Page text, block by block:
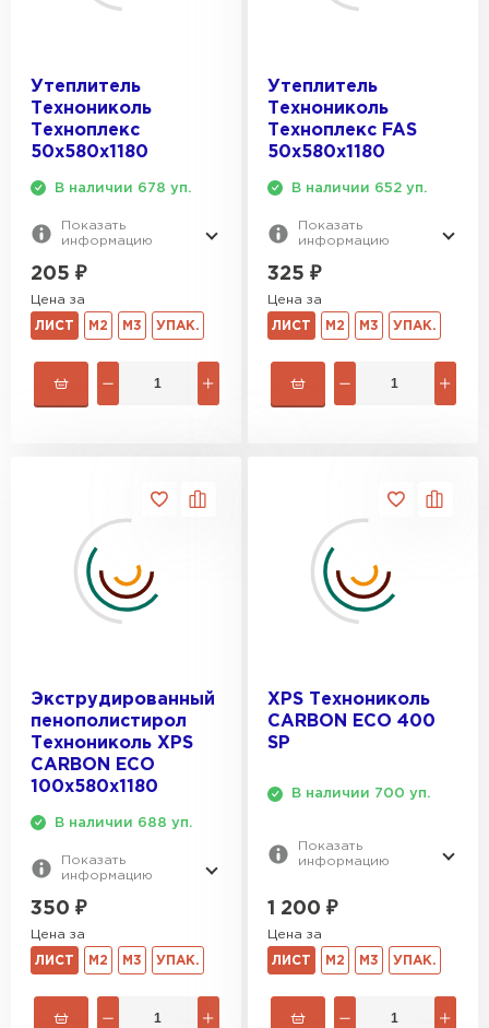
Утеплитель
Технониколь
Техноплекс
50х580х1180
В наличии 678 уп.
Показать
информацию
205 ₽
Цена за
ЛИСТ М2 М3 УПАК.
Утеплитель
Технониколь
Техноплекс FAS
50х580х1180
В наличии 652 уп.
Показать
информацию
325 ₽
Цена за
ЛИСТ М2 М3 УПАК.
Экструдированный
пенополистирол
Технониколь XPS
CARBON ECO
100х580х1180
В наличии 688 уп.
Показать
информацию
350 ₽
Цена за
ЛИСТ М2 М3 УПАК.
XPS Технониколь
CARBON ECO 400
SP
В наличии 700 уп.
Показать
информацию
1 200 ₽
Цена за
ЛИСТ М2 М3 УПАК.